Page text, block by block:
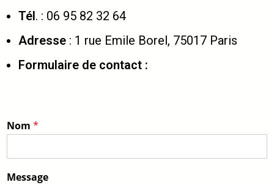
Tél. : 06 95 82 32 64
Adresse : 1 rue Emile Borel, 75017 Paris
Formulaire de contact :
Nom *
Message